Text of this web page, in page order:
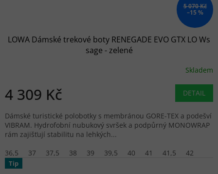
5 070 Kč
–15 %
LOWA Dámské trekové boty RENEGADE EVO GTX LO Ws
sage - zelené
Skladem
4 309 Kč DETAIL
Dámské turistické polobotky s membránou GORE-TEX a podešví
VIBRAM. Hydrofobní nubukový svršek a podpůrný MONOWRAP
rám zajišťují stabilitu na lehkých...
36,5
37 37,5 38 39 39,5 40 41 41,5 42
Tip